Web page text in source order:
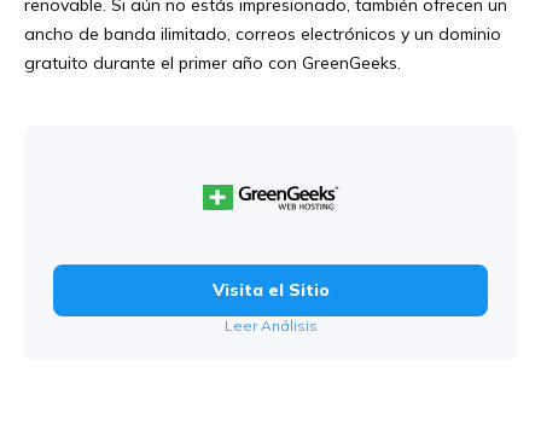
renovable. Si aún no estás impresionado, también ofrecen un
ancho de banda ilimitado, correos electrónicos y un dominio
gratuito durante el primer año con GreenGeeks.
Visita el Sitio
Leer Análisis